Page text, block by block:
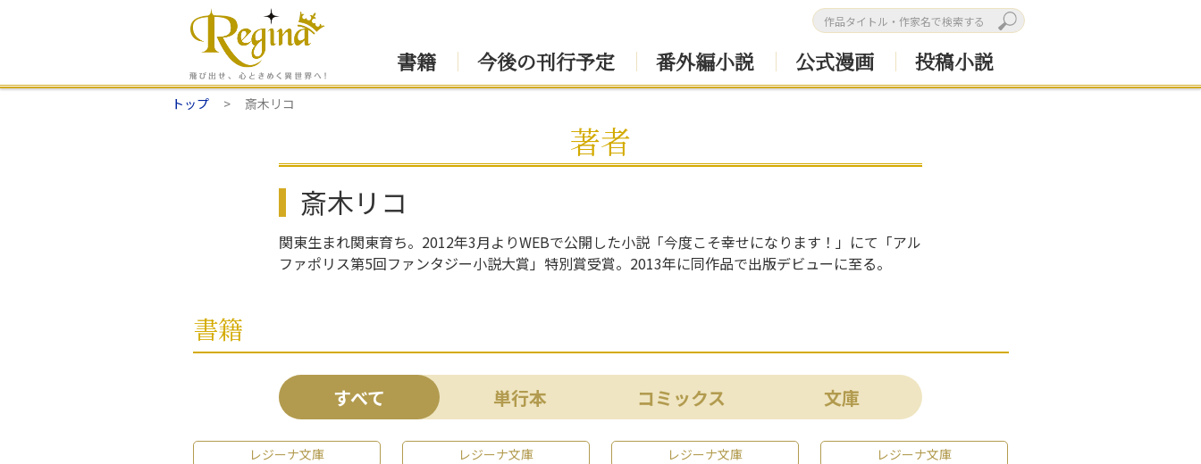
書籍 今後の刊行予定 番外編小説 公式漫画 投稿小説
トップ 斎木リコ
著者
斎木リコ
関東生まれ関東育ち。2012年3月よりWEBで公開した小説「今度こそ幸せになります！」にて「アル
ファポリス第5回ファンタジー小説大賞」特別賞受賞。2013年に同作品で出版デビューに至る。
書籍
すべて 単行本 コミックス 文庫
レジーナ文庫 レジーナ文庫 レジーナ文庫 レジーナ文庫